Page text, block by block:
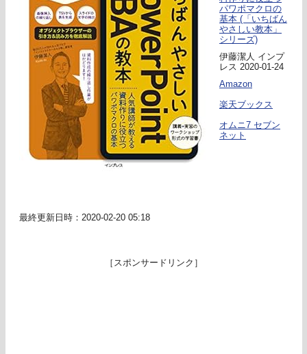
パワポマクロの
基本 (「いちばん
やさしい教本」
シリーズ)
伊藤潔人 インプ
レス 2020-01-24
Amazon
楽天ブックス
オムニ7 セブン
ネット
最終更新日時：2020-02-20 05:18
［スポンサードリンク］